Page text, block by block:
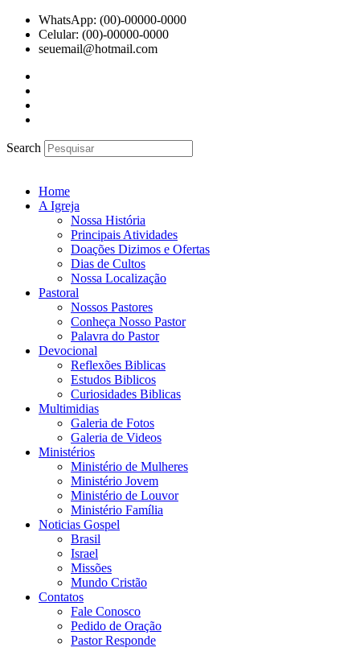
para
WhatsApp: (00)-00000-0000
Celular: (00)-00000-0000
seuemail@hotmail.com
Search
Home
A Igreja
Nossa História
Principais Atividades
Doações Dizimos e Ofertas
Dias de Cultos
Nossa Localização
Pastoral
Nossos Pastores
Conheça Nosso Pastor
Palavra do Pastor
Devocional
Reflexões Biblicas
Estudos Biblicos
Curiosidades Biblicas
Multimidias
Galeria de Fotos
Galeria de Videos
Ministérios
Ministério de Mulheres
Ministério Jovem
Ministério de Louvor
Ministério Família
Noticias Gospel
Brasil
Israel
Missões
Mundo Cristão
Contatos
Fale Conosco
Pedido de Oração
Pastor Responde